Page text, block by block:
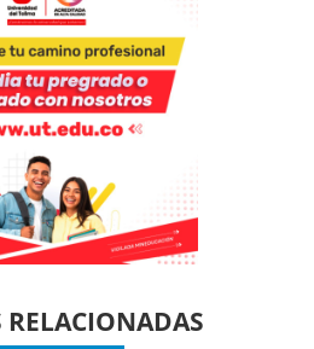
RELACIONADAS